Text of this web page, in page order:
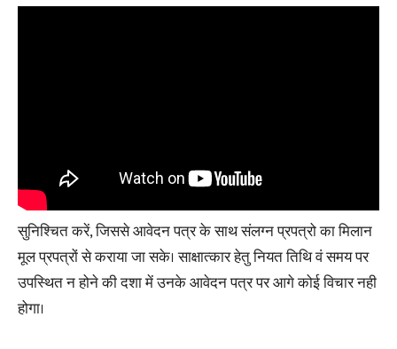
सुनिश्चित करें, जिससे आवेदन पत्र के साथ संलग्न प्रपत्रो का मिलान
मूल प्रपत्रों से कराया जा सके। साक्षात्कार हेतु नियत तिथि वं समय पर
उपस्थित न होने की दशा में उनके आवेदन पत्र पर आगे कोई विचार नही
होगा।